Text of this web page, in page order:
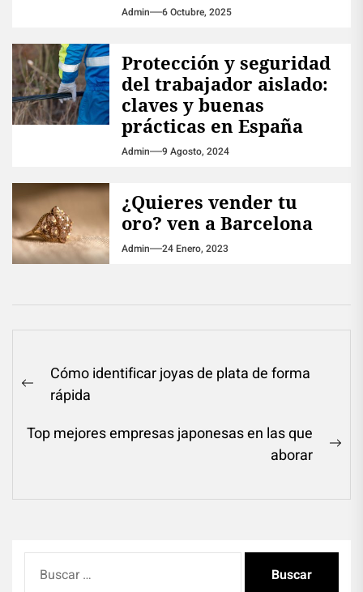
Admin 6 Octubre, 2025
Protección y seguridad
del trabajador aislado:
claves y buenas
prácticas en España
Admin 9 Agosto, 2024
¿Quieres vender tu
oro? ven a Barcelona
Admin 24 Enero, 2023
Navegación
de
Previous
Cómo identificar joyas de plata de forma
rápida
Top mejores empresas japonesas en las que
aborar